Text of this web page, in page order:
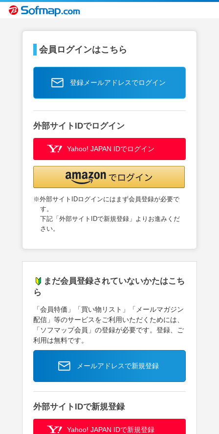
会員ログインはこちら
登録メールアドレスでログイン
外部サイトIDでログイン
Yahoo! JAPAN IDでログイン
※外部サイトIDログインにはまず会員登録が必要で
す。
下記「外部サイトIDで新規登録」よりお進みくだ
さい。
まだ会員登録されていないかたはこち
ら
「会員特価」「買い物リスト」「メールマガジン
配信」等のサービスをご利用いただくためには、
「ソフマップ会員」の登録が必要です。登録、ご
利用は無料です。
メールアドレスで新規登録
外部サイトIDで新規登録
Yahoo! JAPAN IDで新規登録